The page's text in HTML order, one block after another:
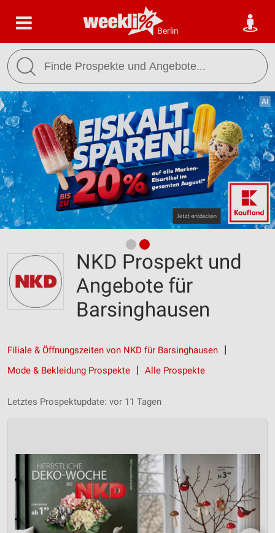
Berlin
NKD Prospekt und
Angebote für
Barsinghausen
Filiale & Öffnungszeiten von NKD für Barsinghausen
Mode & Bekleidung Prospekte
Alle Prospekte
Letztes Prospektupdate: vor 11 Tagen